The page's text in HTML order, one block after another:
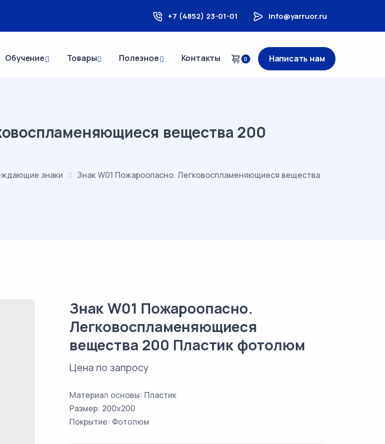
+7 (4852) 23-01-01 info@yarruor.ru
Обучение Товары Полезное Контакты 0 Написать нам
вещества 200
знаки
Знак W01 Пожароопасно. Легковоспламеняющиеся вещества
Знак W01 Пожароопасно.
Легковоспламеняющиеся
вещества 200 Пластик фотолюм
Цена по запросу
Материал основы: Пластик
Размер: 200х200
Покрытие: Фотолюм